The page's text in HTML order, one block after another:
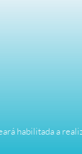
habilitada a